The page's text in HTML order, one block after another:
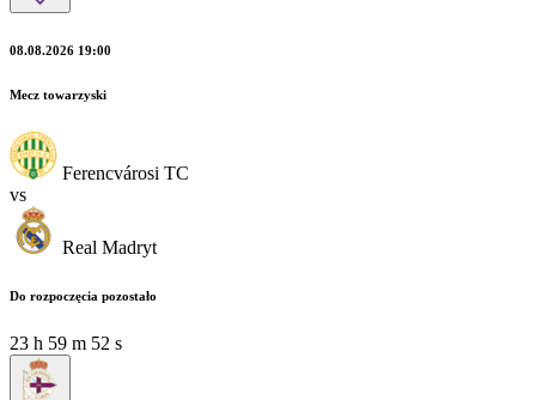
08.08.2026 19:00
Mecz towarzyski
Ferencvárosi TC
vs
Real Madryt
Do rozpoczęcia pozostało
23 h 59 m 51 s